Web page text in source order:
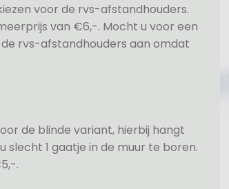
voor de rvs-afstandhouders.
van €6,-. Mocht u voor een
rvs-afstandhouders aan omdat
de blinde variant, hierbij hangt
1 gaatje in de muur te boren.
.